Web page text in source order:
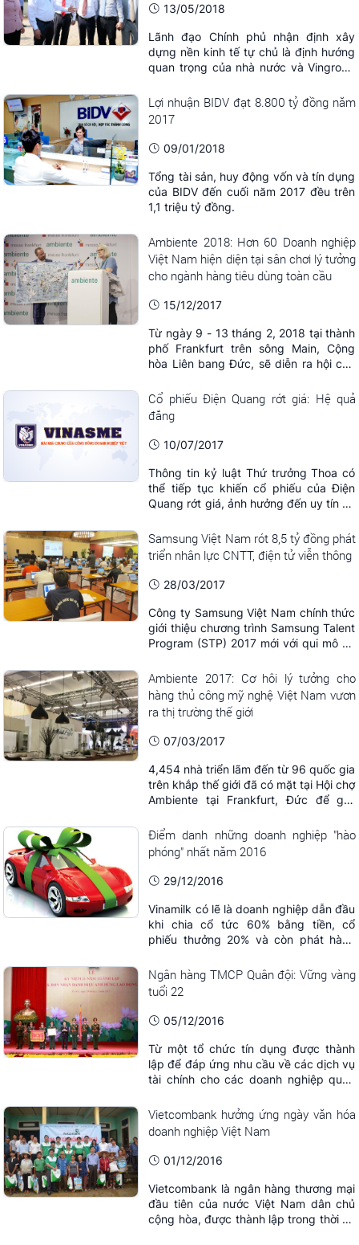
13/05/2018
Lãnh đạo Chính phủ nhận định xây
dựng nền kinh tế tự chủ là định hướng
quan trọng của nhà nước và Vingroup
thương hiệu Việt mang tên Vinfast.
Lợi nhuận BIDV đạt 8.800 tỷ đồng năm
2017
09/01/2018
Tổng tài sản, huy động vốn và tín dụng
của BIDV đến cuối năm 2017 đều trên
1,1 triệu tỷ đồng.
Ambiente 2018: Hơn 60 Doanh nghiệp
Việt Nam hiện diện tại sân chơi lý tưởng
cho ngành hàng tiêu dùng toàn cầu
15/12/2017
Từ ngày 9 - 13 tháng 2, 2018 tại thành
phố Frankfurt trên sông Main, Cộng
hòa Liên bang Đức, sẽ diễn ra hội chợ
giới về ngành hàng tiêu dùng, thủ công
mỹ nghệ, trang trí nội thất, đồ gia
dụng, nơi hàng loạt chủng loại sản
phẩm đa dạng sẽ được giới thiệu với
người ...
Cổ phiếu Điện Quang rớt giá: Hệ quả
đắng
10/07/2017
Thông tin kỷ luật Thứ trưởng Thoa có
thể tiếp tục khiến cổ phiếu của Điện
Quang rớt giá, ảnh hưởng đến uy tín và
Samsung Việt Nam rót 8,5 tỷ đồng phát
triển nhân lực CNTT, điện tử viễn thông
28/03/2017
Công ty Samsung Việt Nam chính thức
giới thiệu chương trình Samsung Talent
Program (STP) 2017 mới với qui mô và
nhiều so với các năm trước.
Ambiente 2017: Cơ hôi lý tưởng cho
hàng thủ công mỹ nghệ Việt Nam vươn
ra thị trường thế giới
07/03/2017
4,454 nhà triển lãm đến từ 96 quốc gia
trên khắp thế giới đã có mặt tại Hội chợ
Ambiente tại Frankfurt, Đức để giới
tạo tại Hội chợ quốc tế lớn nhất thế giới
về ngành hàng tiêu dung này.
Ambiente tại Frankfurt, Đức.
Điểm danh những doanh nghiệp "hào
phóng" nhất năm 2016
29/12/2016
Vinamilk có lẽ là doanh nghiệp dẫn đầu
khi chia cổ tức 60% bằng tiền, cổ
phiếu thưởng 20% và còn phát hành
1.300 tỷ đồng...
Ngân hàng TMCP Quân đội: Vững vàng
tuổi 22
05/12/2016
Từ một tổ chức tín dụng được thành
lập để đáp ứng nhu cầu về các dịch vụ
tài chính cho các doanh nghiệp quân
thành, Ngân hàng TMCP Quân đội
(MB) đã trở thành một tập đoàn tài
chính đa năng, bao quát nhiều lĩnh vực
nghiệp vụ như chứng khoán, bảo hiểm,
quản lý quỹ, ...
Vietcombank hưởng ứng ngày văn hóa
doanh nghiệp Việt Nam
01/12/2016
Vietcombank là ngân hàng thương mại
đầu tiên của nước Việt Nam dân chủ
cộng hòa, được thành lập trong thời kỳ